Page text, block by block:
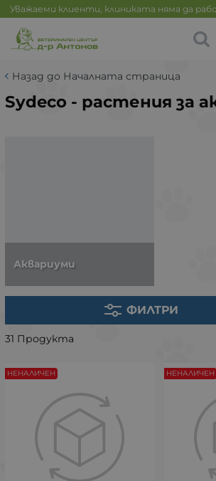
Уважаеми клиенти, клиниката няма да
Назад до Началната страница
Sydeco - растения за
Аквариуми
ФИЛТРИ
31 Продукта
НЕНАЛИЧЕН НЕНАЛИЧЕН